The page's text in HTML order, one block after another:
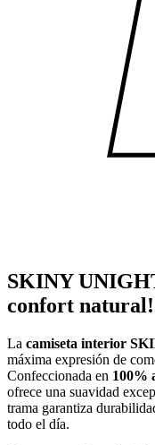
SKINY
confort natural!
La camiseta interior
máxima expresión de
Confeccionada en 100%
ofrece una suavidad
trama garantiza
todo el día.